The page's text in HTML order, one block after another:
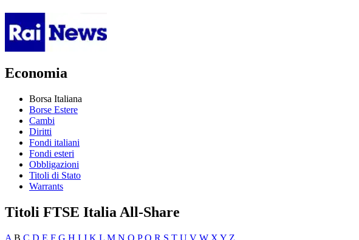
Economia
Borsa Italiana
Borse Estere
Cambi
Diritti
Fondi italiani
Fondi esteri
Obbligazioni
Titoli di Stato
Warrants
Titoli FTSE Italia All-Share
A B C D E F G H I J K L M N O P Q R S T U V W X Y Z